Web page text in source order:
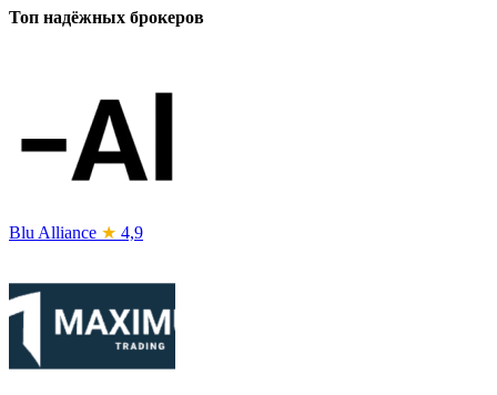
Топ надёжных брокеров
Blu Alliance ★ 4,9